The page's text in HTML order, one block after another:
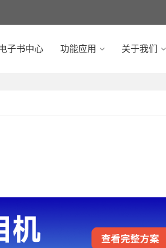
子书中心 功能应用 关于我们